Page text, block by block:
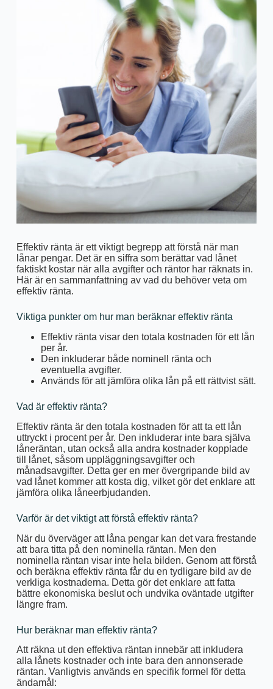
Effektiv ränta är ett viktigt begrepp att förstå när man
lånar pengar. Det är en siffra som berättar vad lånet
faktiskt kostar när alla avgifter och räntor har räknats in.
Här är en sammanfattning av vad du behöver veta om
effektiv ränta.
Viktiga punkter om hur man beräknar effektiv ränta
Effektiv ränta visar den totala kostnaden för ett lån
per år.
Den inkluderar både nominell ränta och
eventuella avgifter.
Används för att jämföra olika lån på ett rättvist sätt.
Vad är effektiv ränta?
Effektiv ränta är den totala kostnaden för att ta ett lån
uttryckt i procent per år. Den inkluderar inte bara själva
låneräntan, utan också alla andra kostnader kopplade
till lånet, såsom uppläggningsavgifter och
månadsavgifter. Detta ger en mer övergripande bild av
vad lånet kommer att kosta dig, vilket gör det enklare att
jämföra olika låneerbjudanden.
Varför är det viktigt att förstå effektiv ränta?
När du överväger att låna pengar kan det vara frestande
att bara titta på den nominella räntan. Men den
nominella räntan visar inte hela bilden. Genom att förstå
och beräkna effektiv ränta får du en tydligare bild av de
verkliga kostnaderna. Detta gör det enklare att fatta
bättre ekonomiska beslut och undvika oväntade utgifter
längre fram.
Hur beräknar man effektiv ränta?
Att räkna ut den effektiva räntan innebär att inkludera
alla lånets kostnader och inte bara den annonserade
räntan. Vanligtvis används en specifik formel för detta
ändamål: